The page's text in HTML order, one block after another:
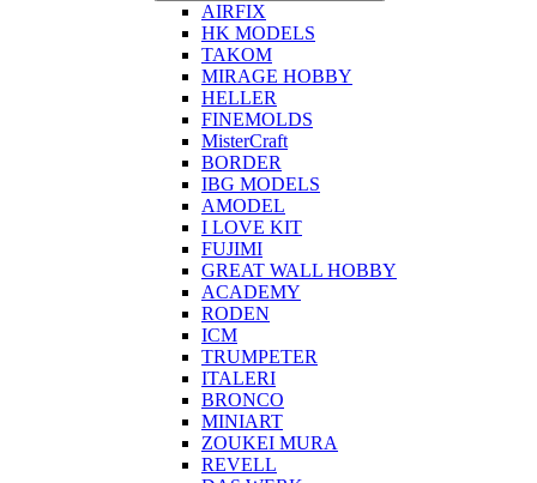
AIRFIX
HK MODELS
TAKOM
MIRAGE HOBBY
HELLER
FINEMOLDS
MisterCraft
BORDER
IBG MODELS
AMODEL
I LOVE KIT
FUJIMI
GREAT WALL HOBBY
ACADEMY
RODEN
ICM
TRUMPETER
ITALERI
BRONCO
MINIART
ZOUKEI MURA
REVELL